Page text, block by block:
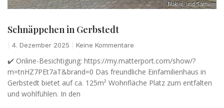
Schnäppchen in Gerbstedt
4. Dezember 2025 Keine Kommentare
✔️ Online-Besichtigung: https://my.matterport.com/show/?
m=tnHZ7PEt7aT&brand=0 Das freundliche Einfamilienhaus in
Gerbstedt bietet auf ca. 125m² Wohnfläche Platz zum entfalten
und wohlfühlen. In den